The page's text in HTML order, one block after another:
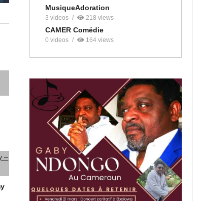
MusiqueAdoration
3 videos 218 views
CAMER Comédie
0 videos 164 views